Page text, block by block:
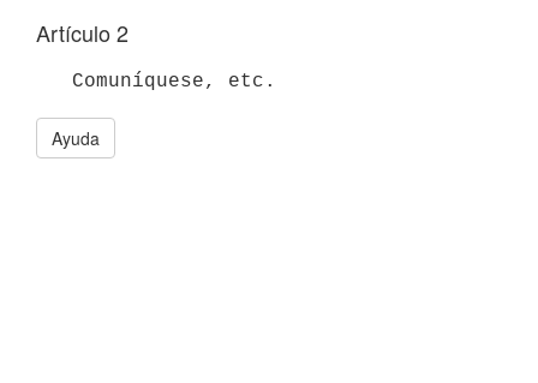
Artículo 2
   Comuníquese, etc.
Ayuda